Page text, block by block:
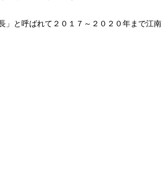
と呼ばれて２０１７～２０２０年まで江